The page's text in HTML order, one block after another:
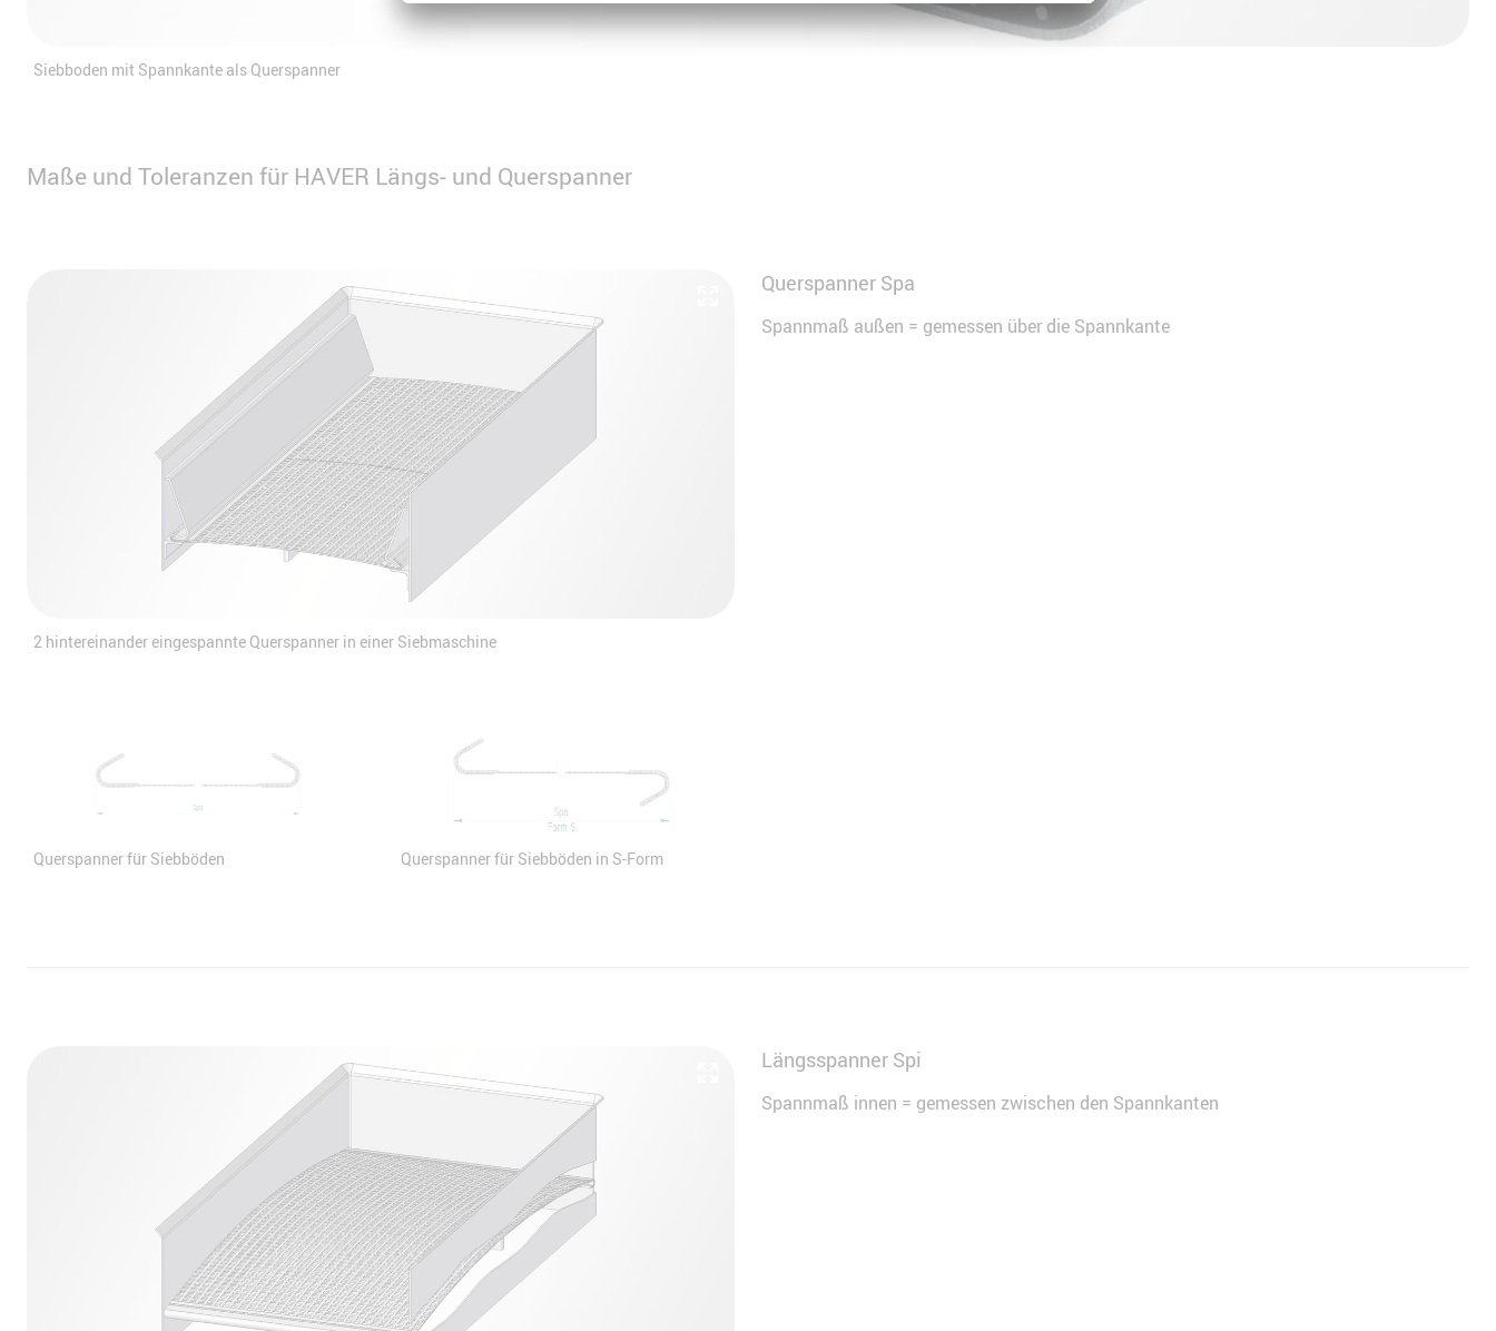
Siebboden mit Spannkante als Querspanner
Maße und Toleranzen für HAVER Längs- und Querspanner
2 hintereinander eingespannte Querspanner in einer Siebmaschine
Querspanner Spa
Spannmaß außen = gemessen über die Spannkante
Querspanner für Siebböden Querspanner für Siebböden in S-Form
Längsspanner Spi
Spannmaß innen = gemessen zwischen den Spannkanten